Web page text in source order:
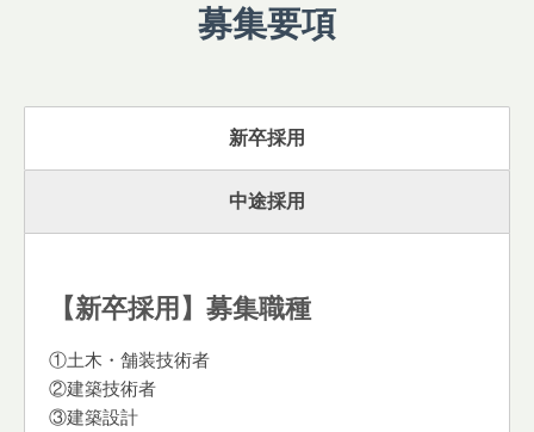
募集要項
新卒採用
中途採用
【新卒採用】募集職種
①土木・舗装技術者
②建築技術者
③建築設計